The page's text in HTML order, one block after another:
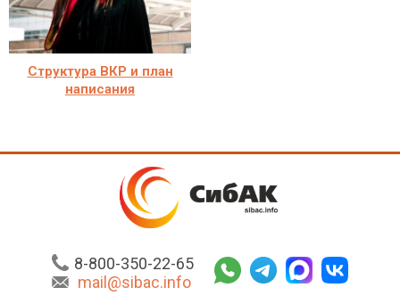
Структура ВКР и план
написания
8-800-350-22-65
mail@sibac.info